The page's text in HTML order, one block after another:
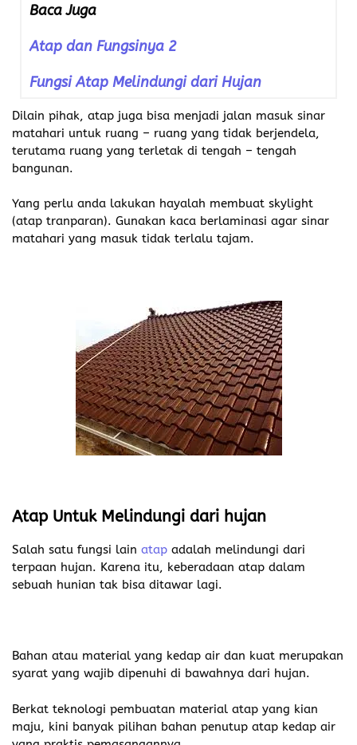
Baca Juga
Atap dan Fungsinya 2
Fungsi Atap Melindungi dari Hujan
Dilain pihak, atap juga bisa menjadi jalan masuk sinar
matahari untuk ruang – ruang yang tidak berjendela,
terutama ruang yang terletak di tengah – tengah
bangunan.
Yang perlu anda lakukan hayalah membuat skylight
(atap tranparan). Gunakan kaca berlaminasi agar sinar
matahari yang masuk tidak terlalu tajam.
Atap Untuk Melindungi dari hujan
Salah satu fungsi lain atap adalah melindungi dari
terpaan hujan. Karena itu, keberadaan atap dalam
sebuah hunian tak bisa ditawar lagi.
Bahan atau material yang kedap air dan kuat merupakan
syarat yang wajib dipenuhi di bawahnya dari hujan.
Berkat teknologi pembuatan material atap yang kian
maju, kini banyak pilihan bahan penutup atap kedap air